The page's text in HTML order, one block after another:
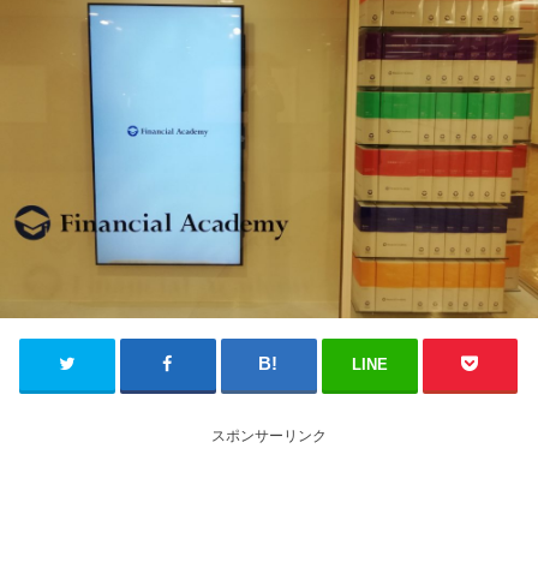
LINE
スポンサーリンク